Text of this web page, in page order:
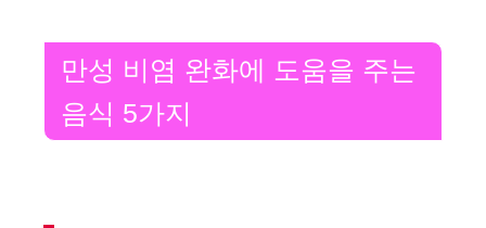
만성 비염 완화에 도움을 주는
음식 5가지